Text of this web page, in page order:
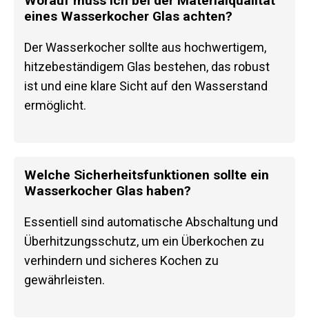
eines Wasserkocher Glas achten?
Der Wasserkocher sollte aus hochwertigem,
hitzebeständigem Glas bestehen, das robust
ist und eine klare Sicht auf den Wasserstand
ermöglicht.
Welche Sicherheitsfunktionen sollte ein
Wasserkocher Glas haben?
Essentiell sind automatische Abschaltung und
Überhitzungsschutz, um ein Überkochen zu
verhindern und sicheres Kochen zu
gewährleisten.